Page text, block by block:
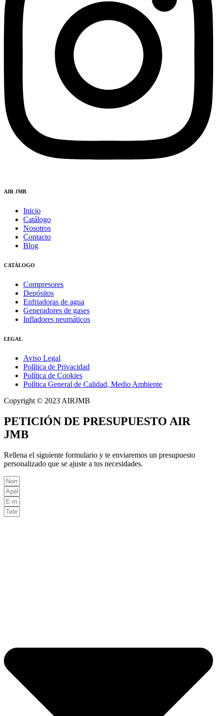
AIR JMB
Inicio
Catálogo
Nosotros
Contacto
Blog
CATÁLOGO
Compresores
Depósitos
Enfriadoras de agua
Generadores de gases
Infladores neumáticos
LEGAL
Aviso Legal
Política de Privacidad
Política de Cookies
Política General de Calidad, Medio Ambiente
Copyright © 2023 AIRJMB
PETICIÓN DE PRESUPUESTO AIR
JMB
Rellena el siguiente formulario y te enviaremos un presupuesto
personalizado que se ajuste a tus necesidades.